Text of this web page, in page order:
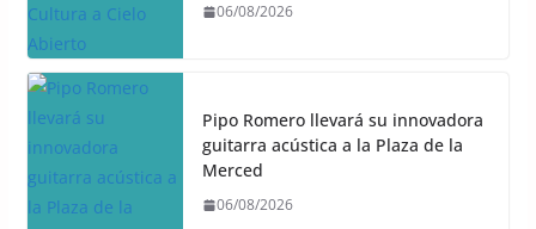
06/08/2026
Pipo Romero llevará su innovadora
guitarra acústica a la Plaza de la
Merced
06/08/2026